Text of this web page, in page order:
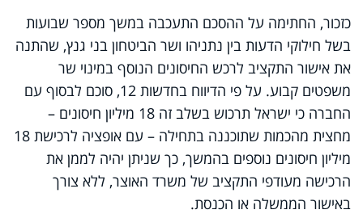
כזכור, החתימה על ההסכם התעכבה במשך מספר שבועות
בשל חילוקי הדעות בין נתניהו ושר הביטחון בני גנץ, שהתנה
את אישור התקציב לרכש החיסונים הנוסף במינוי שר
משפטים קבוע. על פי הדיווח בחדשות 12, סוכם לבסוף עם
החברה כי ישראל תרכוש בשלב זה 18 מיליון חיסונים –
מחצית מהכמות שתוכננה בתחילה – עם אופציה לרכישת 18
מיליון חיסונים נוספים בהמשך, כך שניתן יהיה לממן את
הרכישה מעודפי התקציב של משרד האוצר, ללא צורך
באישור הממשלה או הכנסת.